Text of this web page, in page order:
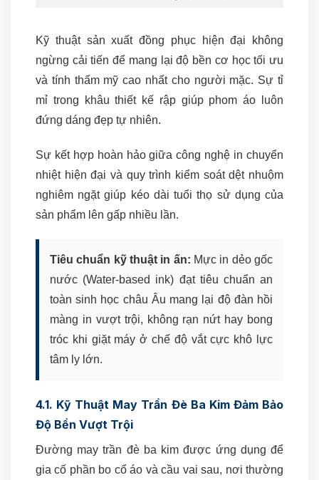
Kỹ thuật sản xuất đồng phục hiện đại không
ngừng cải tiến để mang lại độ bền cơ học tối ưu
và tính thẩm mỹ cao nhất cho người mặc. Sự tỉ
mỉ trong khâu thiết kế rập giúp phom áo luôn
đứng dáng đẹp tự nhiên.
Sự kết hợp hoàn hảo giữa công nghệ in chuyển
nhiệt hiện đại và quy trình kiểm soát dệt nhuộm
nghiêm ngặt giúp kéo dài tuổi thọ sử dụng của
sản phẩm lên gấp nhiều lần.
Tiêu chuẩn kỹ thuật in ấn: Mực in dẻo gốc
nước (Water-based ink) đạt tiêu chuẩn an
toàn sinh học châu Âu mang lại độ đàn hồi
màng in vượt trội, không rạn nứt hay bong
tróc khi giặt máy ở chế độ vắt cực khô lực
tâm ly lớn.
4.1. Kỹ Thuật May Trần Đè Ba Kim Đảm Bảo
Độ Bền Vượt Trội
Đường may trần đè ba kim được ứng dụng để
gia cố phần bo cổ áo và cầu vai sau, nơi thường